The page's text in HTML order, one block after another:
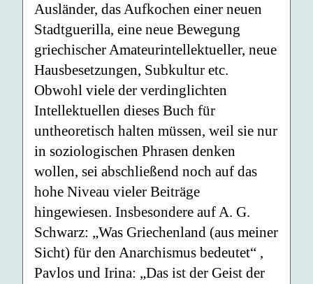
Ausländer, das Aufkochen einer neuen
Stadtguerilla, eine neue Bewegung
griechischer Amateurintellektueller, neue
Hausbesetzungen, Subkultur etc.
Obwohl viele der verdinglichten
Intellektuellen dieses Buch für
untheoretisch halten müssen, weil sie nur
in soziologischen Phrasen denken
wollen, sei abschließend noch auf das
hohe Niveau vieler Beiträge
hingewiesen. Insbesondere auf A. G.
Schwarz: „Was Griechenland (aus meiner
Sicht) für den Anarchismus bedeutet“ ,
Pavlos und Irina: „Das ist der Geist der